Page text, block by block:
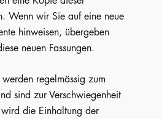
Wenn wir Sie auf eine neue
hinweisen, übergeben
neuen Fassungen.
regelmässig zum
sind zur Verschwiegenheit
die Einhaltung der